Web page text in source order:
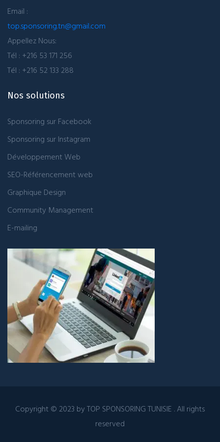
Email :
top.sponsoring.tn@gmail.com
Appellez Nous:
Tél : +216 53 171 256
Tél : +216 52 133 288
Nos solutions
Sponsoring sur Facebook
Sponsoring sur Instagram
Développement Web
SEO-Référencement web
Graphique Design
Community Management
E-mailing
Copyright © 2023 by TOP SPONSORING TUNISIE . All rights
reserved